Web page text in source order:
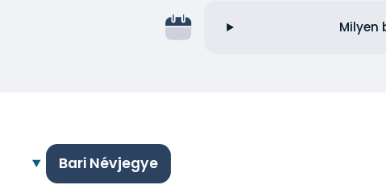
Milyen
Bari Névjegye